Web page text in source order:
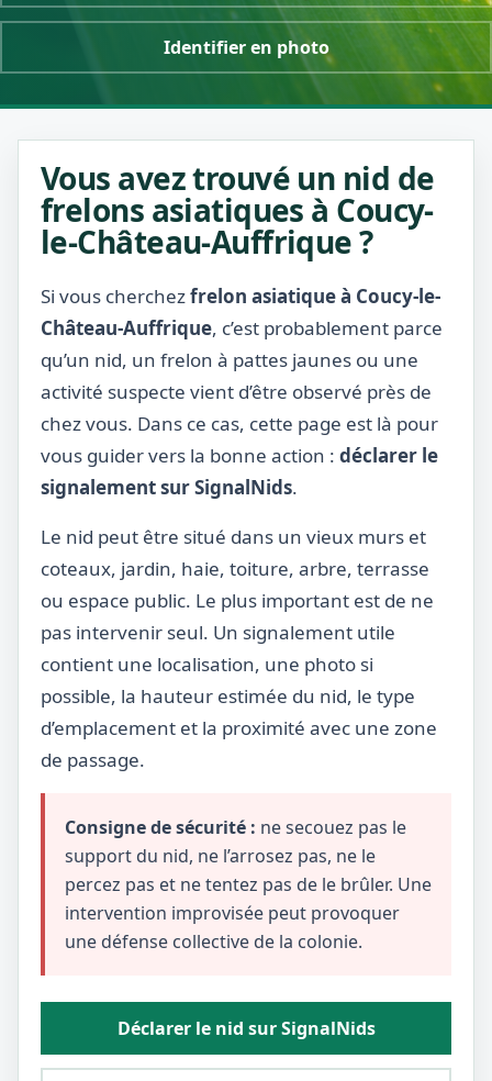
Identifier en photo
Vous avez trouvé un nid de
frelons asiatiques à Coucy-
le-Château-Auffrique ?
Si vous cherchezfrelon asiatique à Coucy-le-
Château-Auffrique, c’est probablement parce
qu’un nid, un frelon à pattes jaunes ou une
activité suspecte vient d’être observé près de
chez vous. Dans ce cas, cette page est là pour
vous guider vers la bonne action : déclarer le
signalement sur SignalNids.
Le nid peut être situé dans un vieux murs et
coteaux, jardin, haie, toiture, arbre, terrasse
ou espace public. Le plus important est de ne
pas intervenir seul. Un signalement utile
contient une localisation, une photo si
possible, la hauteur estimée du nid, le type
d’emplacement et la proximité avec une zone
de passage.
Consigne de sécurité : ne secouez pas le
support du nid, ne l’arrosez pas, ne le
percez pas et ne tentez pas de le brûler. Une
intervention improvisée peut provoquer
une défense collective de la colonie.
Déclarer le nid sur SignalNids